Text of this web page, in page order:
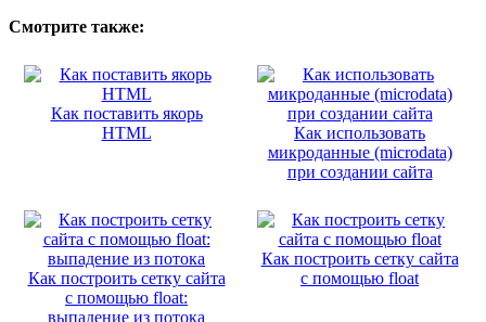
Смотрите также:
Как поставить якорь
HTML
Как использовать
микроданные (microdata)
при создании сайта
Как построить сетку сайта
с помощью float:
выпадение из потока
Как построить сетку сайта
с помощью float